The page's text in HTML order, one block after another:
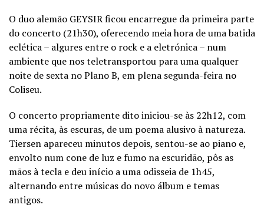
O duo alemão GEYSIR ficou encarregue da primeira parte
do concerto (21h30), oferecendo meia hora de uma batida
eclética – algures entre o rock e a eletrónica – num
ambiente que nos teletransportou para uma qualquer
noite de sexta no Plano B, em plena segunda-feira no
Coliseu.
O concerto propriamente dito iniciou-se às 22h12, com
uma récita, às escuras, de um poema alusivo à natureza.
Tiersen apareceu minutos depois, sentou-se ao piano e,
envolto num cone de luz e fumo na escuridão, pôs as
mãos à tecla e deu início a uma odisseia de 1h45,
alternando entre músicas do novo álbum e temas
antigos.